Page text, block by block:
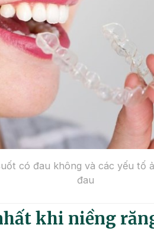
có đau không và các yếu tố
đau
khi niềng